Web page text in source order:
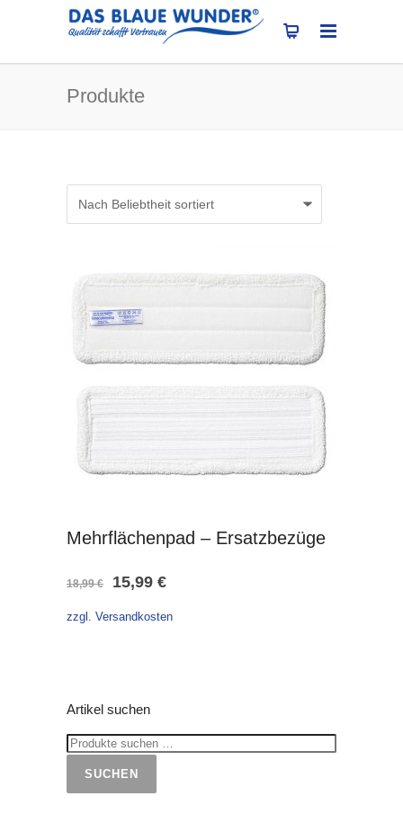
Produkte
Mehrflächenpad – Ersatzbezüge
18,99€
Ursprünglicher
Preis
15,99 €Aktueller
Preis
zzgl. Versandkosten
Artikel suchen
SUCHEN